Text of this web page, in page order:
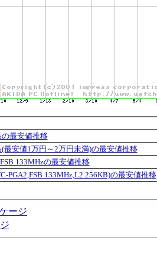
の最安値推移
(最安値1万円～2万円未満)の最安値推移
133MHzの最安値推移
PGA2,FSB 133MHz,L2 256KB)の最安値推移
ージ